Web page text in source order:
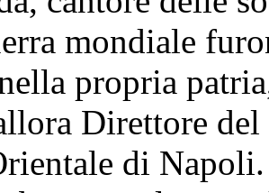
mondiale
propria
Direttore
di